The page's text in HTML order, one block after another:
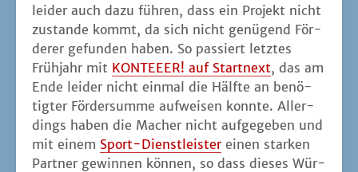
lei­der auch dazu füh­ren, dass ein Pro­jekt nicht
zustan­de kommt, da sich nicht genü­gend För­
de­rer gefun­den haben. So pas­siert letz­tes
Früh­jahr mit KONTEEER! auf Start­next, das am
Ende lei­der nicht ein­mal die Hälf­te an benö­
tig­ter För­der­sum­me auf­wei­sen konn­te. Aller­
dings haben die Macher nicht auf­ge­ge­ben und
mit einem Sport-Dienst­leis­tereinen star­ken
Part­ner gewin­nen kön­nen, so dass die­ses Wür­